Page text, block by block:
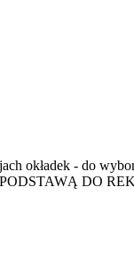
okładek - do
DO